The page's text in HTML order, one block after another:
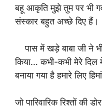
बहू आकृति मुझे तुम पर भी
संस्कार बहुत अच्छे दिए हैं।
पास में खड़े बाबा जी ने
किया… कभी-कभी मेरे
बनाया गया है हमारे लिए
जो पारिवारिक रिश्तों की